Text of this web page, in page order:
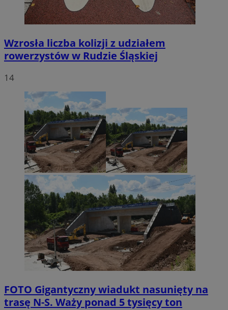
Wzrosła liczba kolizji z udziałem
rowerzystów w Rudzie Śląskiej
14
FOTO Gigantyczny wiadukt nasunięty na
trasę N-S. Waży ponad 5 tysięcy ton